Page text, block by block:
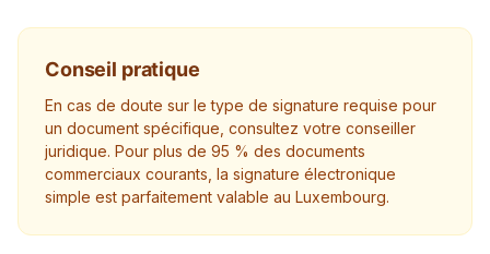
Conseil pratique
En cas de doute sur le type de signature requise pour
un document spécifique, consultez votre conseiller
juridique. Pour plus de 95 % des documents
commerciaux courants, la signature électronique
simple est parfaitement valable au Luxembourg.